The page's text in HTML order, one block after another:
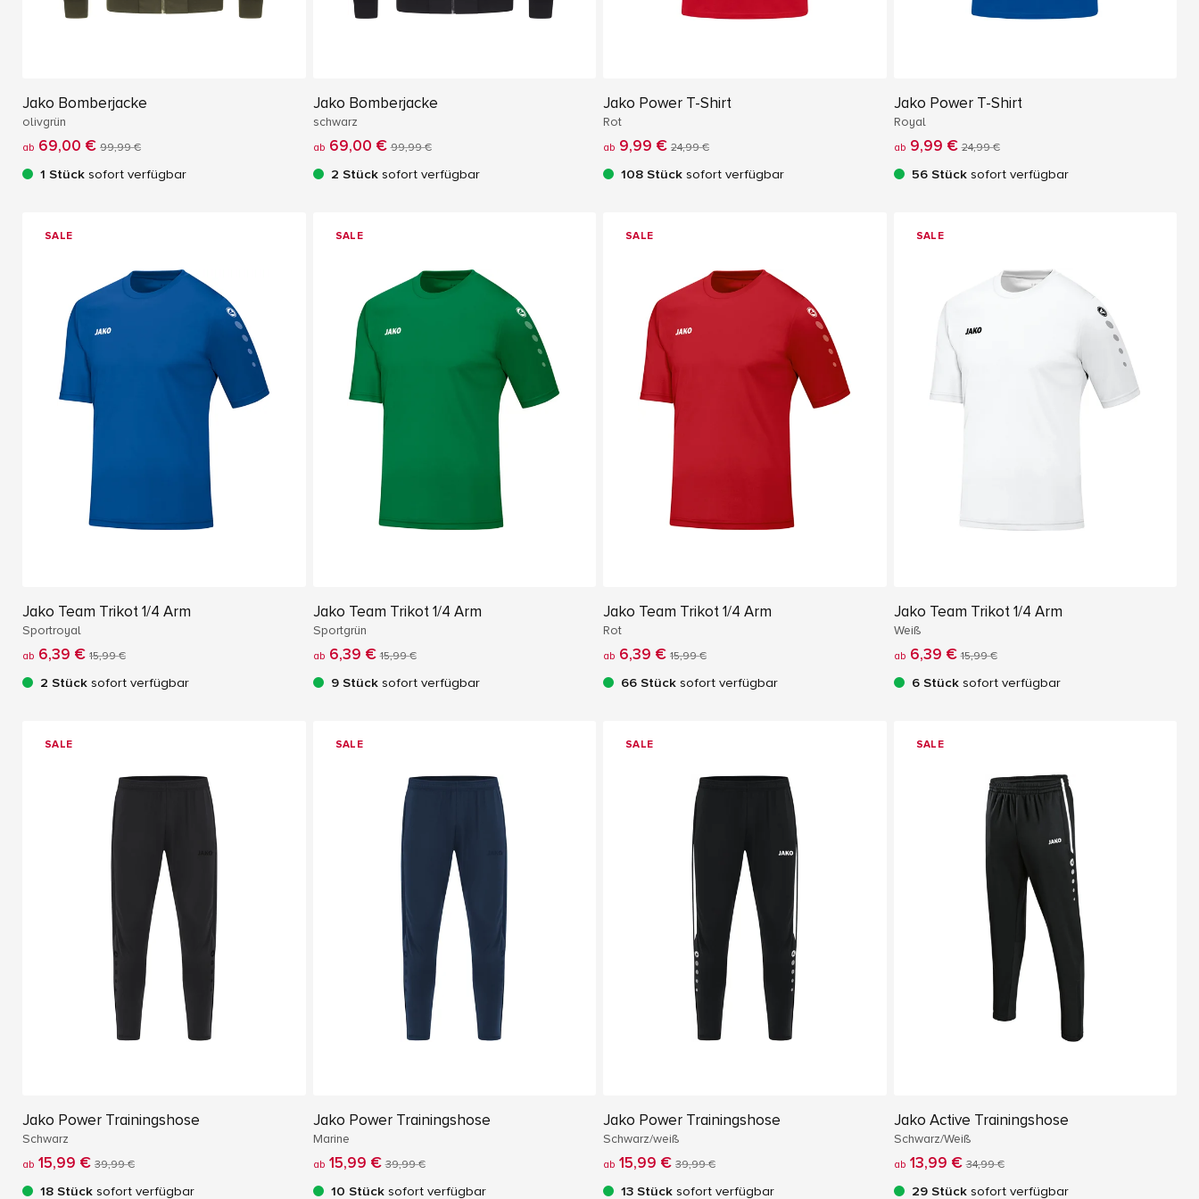
Jako Bomberjacke
olivgrün
ab 69,00 € 99,99 €
1 Stück sofort verfügbar
Jako Bomberjacke
schwarz
ab 69,00 € 99,99 €
2 Stücksofort verfügbar
Jako Power T-Shirt
Rot
ab 9,99 € 24,99 €
108 Stück sofort verfügbar
Jako Power T-Shirt
Royal
ab 9,99 € 24,99 €
56 Stücksofort verfügbar
SALE
Jako Team Trikot 1/4 Arm
Sportroyal
ab 6,39 € 15,99 €
2 Stück sofort verfügbar
SALE
Jako Team Trikot 1/4 Arm
Sportgrün
ab 6,39 € 15,99 €
9 Stücksofort verfügbar
SALE
Jako Team Trikot 1/4 Arm
Rot
ab 6,39 € 15,99 €
66 Stück sofort verfügbar
SALE
Jako Team Trikot 1/4 Arm
Weiß
ab 6,39 € 15,99 €
6 Stücksofort verfügbar
SALE
Jako Power Trainingshose
Schwarz
ab 15,99 € 39,99 €
18 Stück sofort verfügbar
SALE
Jako Power Trainingshose
Marine
ab 15,99 € 39,99 €
10 Stücksofort verfügbar
SALE
Jako Power Trainingshose
Schwarz/weiß
ab 15,99 € 39,99 €
13 Stück sofort verfügbar
SALE
Jako Active Trainingshose
Schwarz/Weiß
ab 13,99 € 34,99 €
29 Stücksofort verfügbar